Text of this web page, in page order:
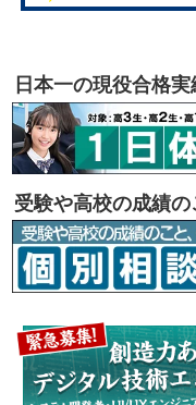
日本一の現役合格
受験や高校の成績の